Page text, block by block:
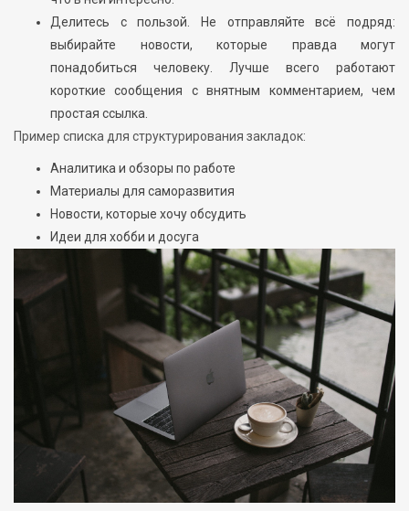
Делитесь с пользой. Не отправляйте всё подряд:
выбирайте новости, которые правда могут
понадобиться человеку. Лучше всего работают
короткие сообщения с внятным комментарием, чем
простая ссылка.
Пример списка для структурирования закладок:
Аналитика и обзоры по работе
Материалы для саморазвития
Новости, которые хочу обсудить
Идеи для хобби и досуга